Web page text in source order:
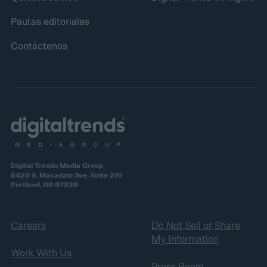
Pautas editoriales
Contáctenos
Digital Trends Media Group
6420 S. Macadam Ave, Suite 216
Portland, OR 97239
Careers
Work With Us
Do Not Sell or Share
My Information